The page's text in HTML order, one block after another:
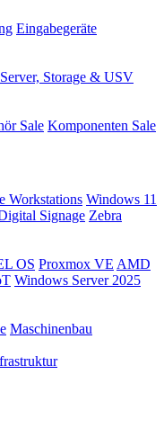
Eingabegeräte
Server, Storage & USV
Sale Komponenten Sale
Workstations Windows 11
Signage Zebra
OS Proxmox VE AMD
Windows Server 2025
Maschinenbau